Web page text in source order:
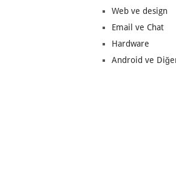
Web ve design
Email ve Chat
Hardware
Android ve